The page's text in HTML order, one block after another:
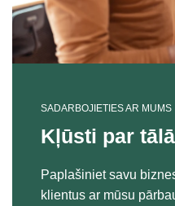
SADARBOJIETIES AR MUMS
Kļūsti par
Paplašiniet savu
klientus ar mūsu